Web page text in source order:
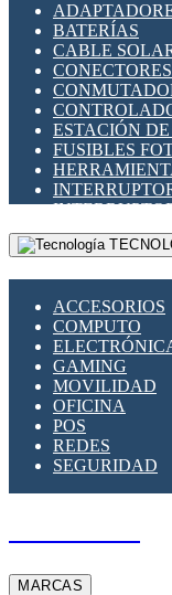
BATERÍAS
CABLE
ESTACIÓN
FUSIBLES
MONTAJE
PORTA
ACCESORIOS
COMPUTO
GAMING
MOVILIDAD
OFICINA
POS
REDES
SEGURIDAD
MARCAS